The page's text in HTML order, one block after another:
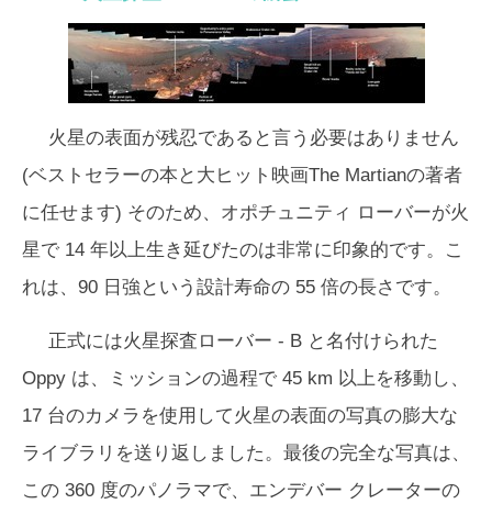
火星の表面が残忍であると言う必要はありません
(ベストセラーの本と大ヒット映画The Martianの著者
に任せます) そのため、オポチュニティ ローバーが火
星で 14 年以上生き延びたのは非常に印象的です。こ
れは、90 日強という設計寿命の 55 倍の長さです。
正式には火星探査ローバー - B と名付けられた
Oppy は、ミッションの過程で 45 km 以上を移動し、
17 台のカメラを使用して火星の表面の写真の膨大な
ライブラリを送り返しました。最後の完全な写真は、
この 360 度のパノラマで、エンデバー クレーターの